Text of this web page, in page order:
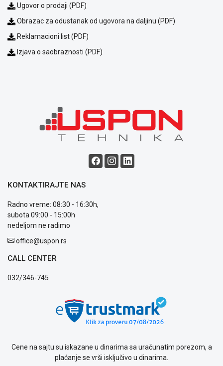
uslovi
poslovanja
i
reklamacije
Usluge
kolačićima
WEB
Ugovor o prodaji (PDF)
Obrazac za odustanak od ugovora na daljinu (PDF)
Reklamacioni list (PDF)
Izjava o saobraznosti (PDF)
KONTAKTIRAJTE NAS
Radno vreme: 08:30 - 16:30h,
subota 09:00 - 15:00h
nedeljom ne radimo
office@uspon.rs
CALL CENTER
032/346-745
Cene na sajtu su iskazane u dinarima sa uračunatim porezom, a
plaćanje se vrši isključivo u dinarima.